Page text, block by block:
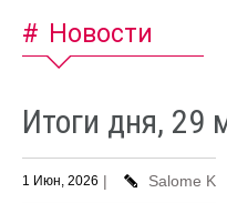
Новости
Итоги дня, 29
1 Июн, 2026 | Salome K